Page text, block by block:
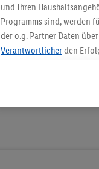
und Ihren
Programms sind, werden
der o.g. Partner Daten
Verantwortlicherden
angereicherten Profilen.
Kaufverhalten in den
genauen Standortdaten)
Sicherung und